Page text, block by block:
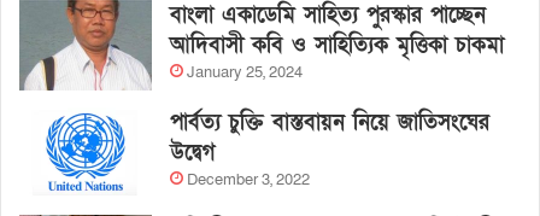
বাংলা একাডেমি সাহিত্য পুরস্কার পাচ্ছেন
আদিবাসী কবি ও সাহিত্যিক মৃত্তিকা চাকমা
January 25, 2024
পার্বত্য চুক্তি বাস্তবায়ন নিয়ে জাতিসংঘের
উদ্বেগ
December 3, 2022